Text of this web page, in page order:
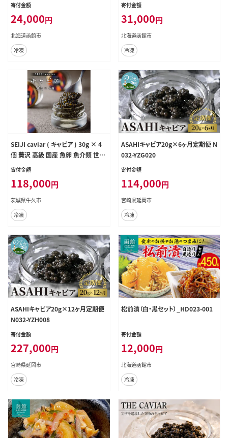
寄付金額
24,000円
北海道函館市
冷凍
寄付金額
31,000円
北海道函館市
冷凍
SEIJI caviar ( キャビア ) 30g × 4
個 贅沢 高級 国産 魚卵 魚介類 世界
三大珍味 CAVIAR 贈答用 ギフト 贈
寄付金額
118,000円
茨城県牛久市
冷凍
ASAHIキャビア20g×6ヶ月定期便 N
032-YZG020
寄付金額
114,000円
宮崎県延岡市
冷凍
ASAHIキャビア20g×12ヶ月定期便
N032-YZH008
寄付金額
227,000円
宮崎県延岡市
冷凍
松前漬（白・黒セット）_HD023-001
寄付金額
12,000円
北海道函館市
冷凍